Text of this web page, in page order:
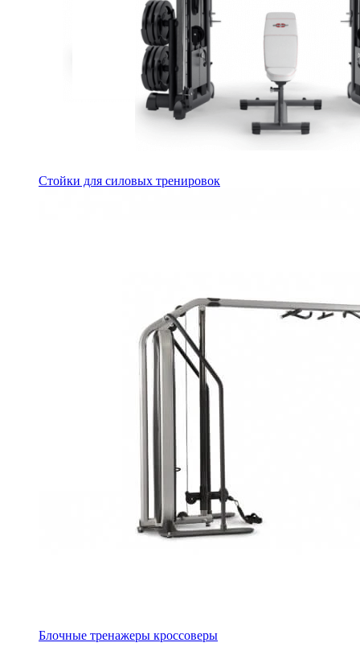
Стойки для силовых тренировок
Блочные тренажеры кроссоверы